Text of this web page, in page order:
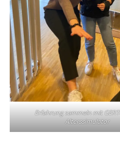
Erfahrung sammeln mit GERT
Alterssimulator